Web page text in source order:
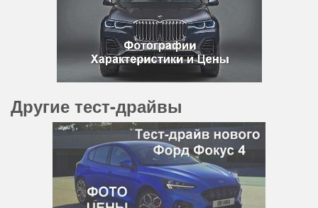
Другие тест-драйвы